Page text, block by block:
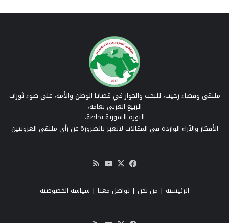
ملتقى وفضاء رحيب، للبحث والحوار في قضايا الوطن والأمة، على ضوء ثورات
الربيع العربي بعامة،
الثورة السورية بخاصة.
الأفكار والآراء الواردة في المقالات لاتعبر بالضرورة عن رأي ملتقى العروبيين
فيسبوك
‫X
‫YouTube
RSS
الرئيسية | من نحن | تواصل معنا | سياسة الخصوصية